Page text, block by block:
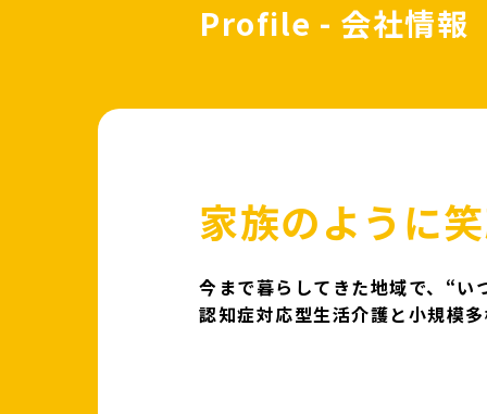
Profile - 会社情報
家族のように
今まで暮らしてきた地域で、“い
認知症対応型生活介護と小規模